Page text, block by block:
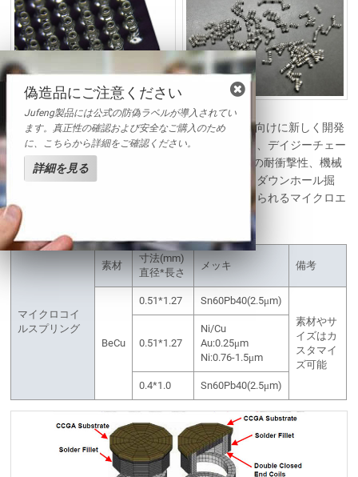
マイクロコイルスプリングは、CCGA パッケージ向けに新しく開発
されたカラムです。マイクロコイルスプリングは、デイジーチェー
ン接続による実装信頼性評価において、50,000gの耐衝撃性、機械
的性能に優れます。航空宇宙、航空電子、軍事、ダウンホール掘
削、自動車電子機器などのより高い信頼性が求められるマイクロエ
レクトロニクス分野で適用されています。
マイクロコイ
ルスプリング
素材
寸法(mm)
直径*長さ
メッキ 備考
BeCu
0.51*1.27
Sn60Pb40(2.5μm)
素材やサ
イズはカ
スタマイ
ズ可能
0.51*1.27
Ni/Cu
Au:0.25μm
Ni:0.76-1.5μm
0.4*1.0 Sn60Pb40(2.5μm)
偽造品にご注意ください
Jufeng製品には公式の防偽ラベルが導入されてい
ます。真正性の確認および安全なご購入のため
に、こちらから詳細をご確認ください。
詳細を見る